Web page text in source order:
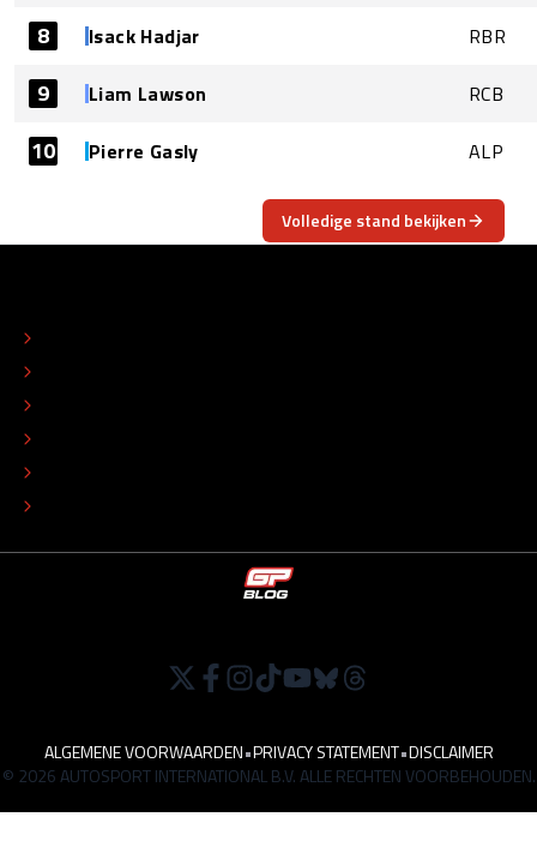
8 Isack Hadjar RBR
9 Liam Lawson RCB
10 Pierre Gasly ALP
Volledige stand bekijken
ALGEMENE VOORWAARDEN•PRIVACY STATEMENT•DISCLAIMER
© 2026 AUTOSPORT INTERNATIONAL B.V. ALLE RECHTEN VOORBEHOUDEN.